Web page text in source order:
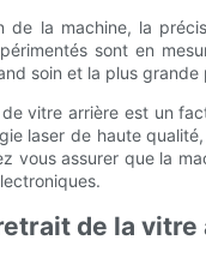
la machine, la
sont en
soin et la plus grande
vitre arrière est un
laser de haute
vous assurer que la
de la vitre